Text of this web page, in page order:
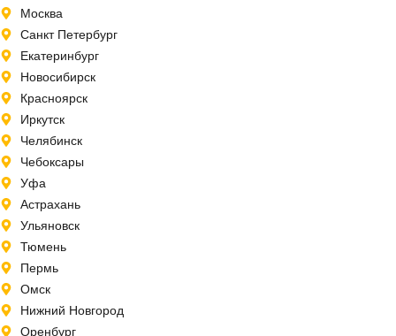
Москва
Санкт Петербург
Екатеринбург
Новосибирск
Красноярск
Иркутск
Челябинск
Чебоксары
Уфа
Астрахань
Ульяновск
Тюмень
Пермь
Омск
Нижний Новгород
Оренбург